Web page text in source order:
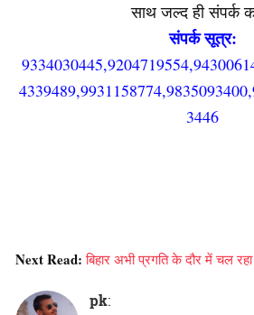
साथ जल्द ही संपर्क
संपर्क सूत्र:
3446
Next Read:बिहार अभी प्रगति के दौर में चल
pk: